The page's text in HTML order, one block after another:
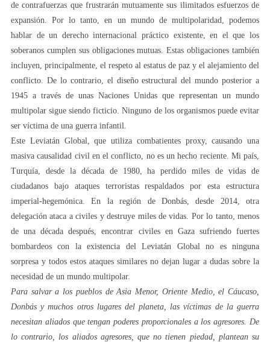
de contrafuerzas que frustrarán mutuamente sus ilimitados esfuerzos de
expansión. Por lo tanto, en un mundo de multipolaridad, podemos
hablar de un derecho internacional práctico existente, en el que los
soberanos cumplen sus obligaciones mutuas. Estas obligaciones también
incluyen, principalmente, el respeto al estatus de paz y el alejamiento del
conflicto. De lo contrario, el diseño estructural del mundo posterior a
1945 a través de unas Naciones Unidas que representan un mundo
multipolar sigue siendo ficticio. Ninguno de los organismos puede evitar
ser víctima de una guerra infantil.
Este Leviatán Global, que utiliza combatientes proxy, causando una
masiva causalidad civil en el conflicto, no es un hecho reciente. Mi país,
Turquía, desde la década de 1980, ha perdido miles de vidas de
ciudadanos bajo ataques terroristas respaldados por esta estructura
imperial-hegemónica. En la región de Donbás, desde 2014, otra
delegación ataca a civiles y destruye miles de vidas. Por lo tanto, menos
de una década después, encontrar civiles en Gaza sufriendo fuertes
bombardeos con la existencia del Leviatán Global no es ninguna
sorpresa y todos estos ataques similares no dejan lugar a dudas sobre la
necesidad de un mundo multipolar.
Para salvar a los pueblos de Asia Menor, Oriente Medio, el Cáucaso,
Donbás y muchos otros lugares del planeta, las víctimas de la guerra
necesitan aliados que tengan poderes proporcionales a los agresores. De
lo contrario, los aliados agresores, que no tienen piedad, plantean su